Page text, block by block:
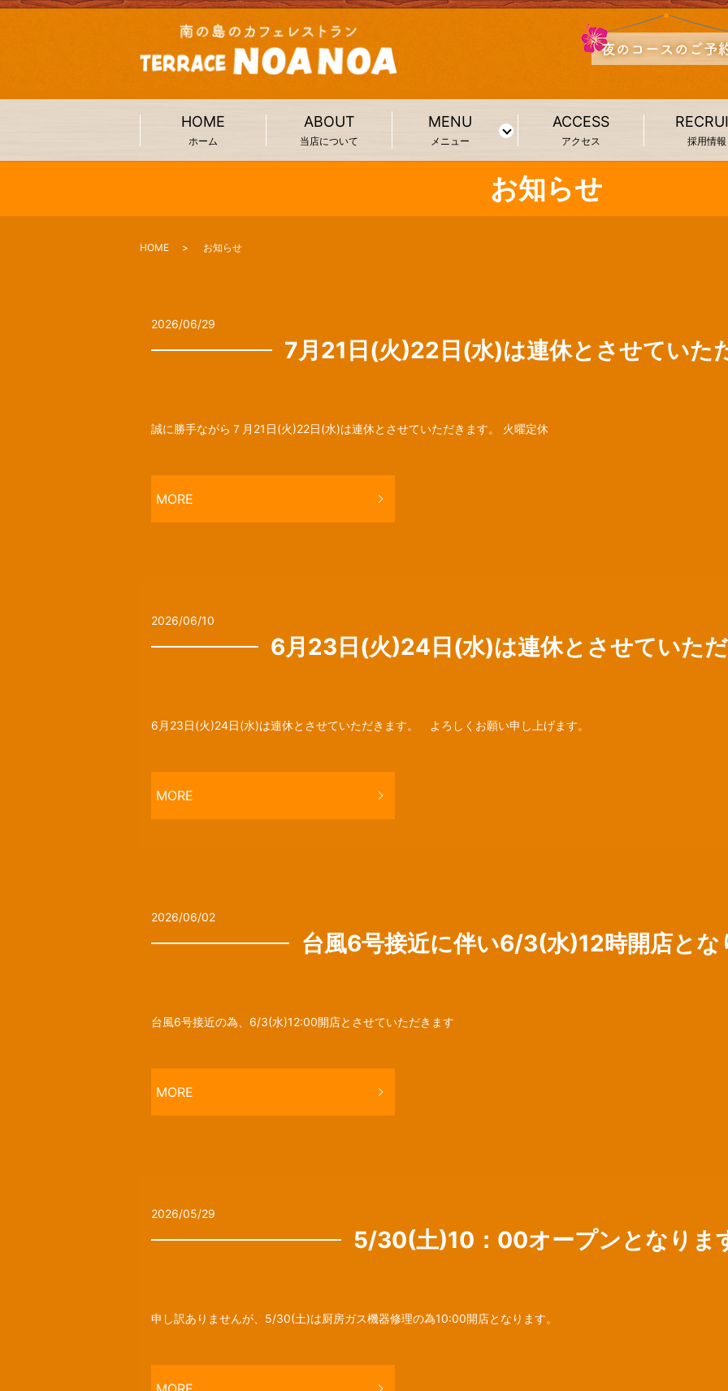
HOME
ホーム
ABOUT
当店について
MENU
メニュー
ACCESS
アクセス 採用情報
お知らせ
HOME お知らせ
2026/06/29
7月21日(火)22日(水)は連休とさせていた
誠に勝手ながら７月21日(火)22日(水)は連休とさせていただきます。 火曜定休
MORE
2026/06/10
6月23日(火)24日(水)は連休とさせていた
6月23日(火)24日(水)は連休とさせていただきます。 よろしくお願い申し上げます。
MORE
2026/06/02
台風6号接近に伴い6/3(水)12時開店とな
台風6号接近の為、6/3(水)12:00開店とさせていただきます
MORE
2026/05/29
5/30(土)10：00オープンとなりま
申し訳ありませんが、5/30(土)は厨房ガス機器修理の為10:00開店となります。